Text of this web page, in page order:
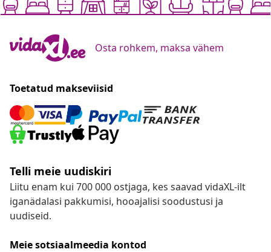
Osta rohkem, maksa vähem
Toetatud makseviisid
Telli meie uudiskiri
Liitu enam kui 700 000 ostjaga, kes saavad vidaXL-ilt
iganädalasi pakkumisi, hooajalisi soodustusi ja
uudiseid.
Meie sotsiaalmeedia kontod